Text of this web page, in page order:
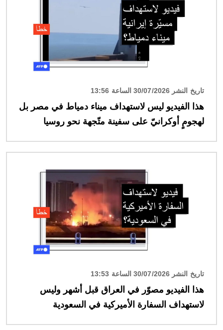
تاريخ النشر 30/07/2026 الساعة 13:56
هذا الفيديو ليس لاستهداف ميناء دمياط في مصر بل
لهجومٍ أوكرانيّ على سفينة متّجهة نحو روسيا
تاريخ النشر 30/07/2026 الساعة 13:53
هذا الفيديو مصوّر في العراق قبل أشهر وليس
لاستهداف السفارة الأميركية في السعودية